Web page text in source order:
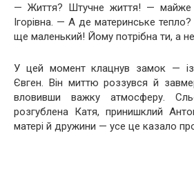
— Життя? Штучне життя! — майже
Ігорівна. — А де материнське
ще маленький! Йому потрібна ти, а
У цей момент клацнув замок — із
Євген. Він миттю роззувся й
вловивши важку атмосферу.
розгублена Катя, принишклий
матері й дружини — усе це казало